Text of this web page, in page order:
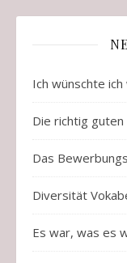
Ich wünschte
Die richtig
Das
Diversität
Es war, was es